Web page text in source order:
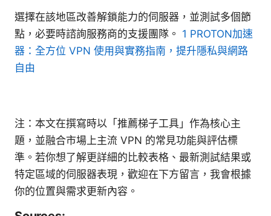
選擇在該地區改善解鎖能力的伺服器，並測試多個節
點，必要時諮詢服務商的支援團隊。 1 PROTON加速
器：全方位 VPN 使用與實務指南，提升隱私與網路
自由
注：本文在撰寫時以「推薦梯子工具」作為核心主
題，並融合市場上主流 VPN 的常見功能與評估標
準。若你想了解更詳細的比較表格、最新測試結果或
特定區域的伺服器表現，歡迎在下方留言，我會根據
你的位置與需求更新內容。